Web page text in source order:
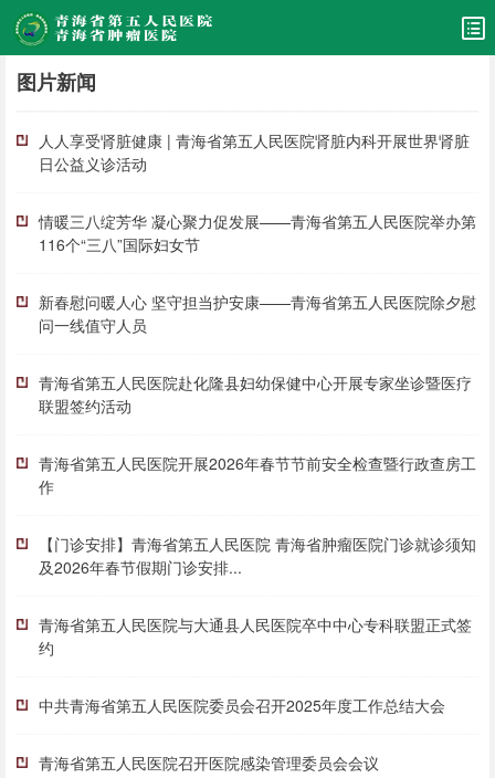
图片新闻
人人享受肾脏健康 | 青海省第五人民医院肾脏内科开展世界肾脏
日公益义诊活动
情暖三八绽芳华 凝心聚力促发展——青海省第五人民医院举办第
116个“三八”国际妇女节
新春慰问暖人心 坚守担当护安康——青海省第五人民医院除夕慰
问一线值守人员
青海省第五人民医院赴化隆县妇幼保健中心开展专家坐诊暨医疗
联盟签约活动
青海省第五人民医院开展2026年春节节前安全检查暨行政查房工
作
【门诊安排】青海省第五人民医院 青海省肿瘤医院门诊就诊须知
及2026年春节假期门诊安排...
青海省第五人民医院与大通县人民医院卒中中心专科联盟正式签
约
中共青海省第五人民医院委员会召开2025年度工作总结大会
青海省第五人民医院召开医院感染管理委员会会议